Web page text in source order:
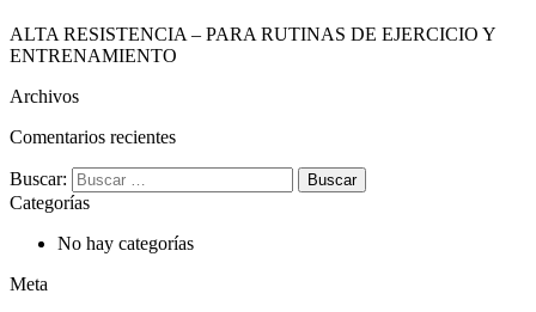
ALTA RESISTENCIA – PARA RUTINAS DE EJERCICIO Y
ENTRENAMIENTO
Archivos
Comentarios recientes
Buscar:
Categorías
No hay categorías
Meta